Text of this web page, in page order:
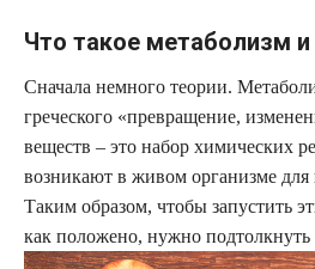
Что такое метаболизм
Сначала немного теории.
греческого «превращение,
веществ – это набор химических
возникают в живом организме
Таким образом, чтобы запустить
как положено, нужно подтолкнуть